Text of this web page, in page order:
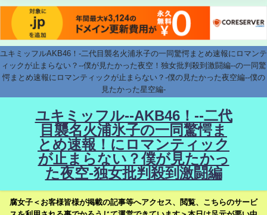
ユキミッフルAKB46！-二代目襲名火浦氷子の一同驚愕まとめ速報にロマンテ
ィックが止まらない？--僕が見たかった夜空！独女批判殺到激闘編--の一同驚
愕まとめ速報にロマンティックが止まらない？-僕の見たかった夜空編--僕の
見たかった星空編-
ユキミッフル--AKB46！--二代
目襲名火浦氷子の一同驚愕ま
とめ速報！にロマンティック
が止まらない？僕が見たかっ
た夜空-独女批判殺到激闘編
腐女子＜お客様皆様が掲載の記事等へアクセス、閲覧、こちらのサービ